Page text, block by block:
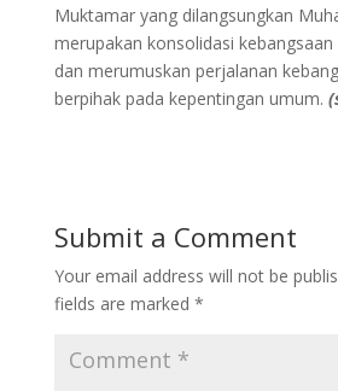
Muktamar yang dilangsungkan
merupakan konsolidasi
dan merumuskan perjalanan
berpihak pada kepentingan umum.
Submit a Comment
Your email address will not be
fields are marked *